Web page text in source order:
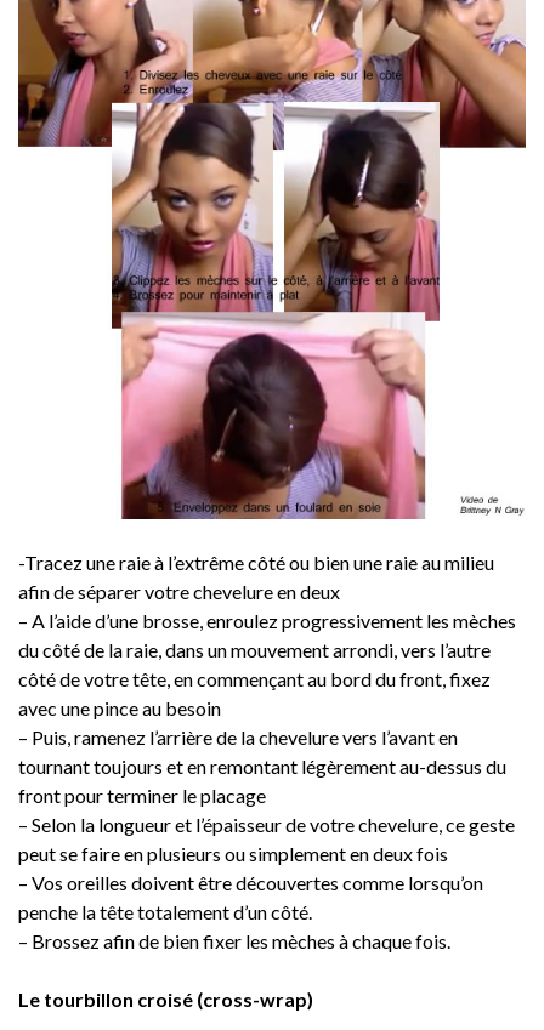
-Tracez une raie à l’extrême côté ou bien une raie au milieu
afin de séparer votre chevelure en deux
– A l’aide d’une brosse, enroulez progressivement les mèches
du côté de la raie, dans un mouvement arrondi, vers l’autre
côté de votre tête, en commençant au bord du front, fixez
avec une pince au besoin
– Puis, ramenez l’arrière de la chevelure vers l’avant en
tournant toujours et en remontant légèrement au-dessus du
front pour terminer le placage
– Selon la longueur et l’épaisseur de votre chevelure, ce geste
peut se faire en plusieurs ou simplement en deux fois
– Vos oreilles doivent être découvertes comme lorsqu’on
penche la tête totalement d’un côté.
– Brossez afin de bien fixer les mèches à chaque fois.
Le tourbillon croisé (cross-wrap)